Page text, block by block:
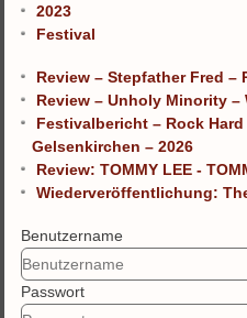
2023
Festival
Review – Stepfather Fred –
Review – Unholy Minority –
Festivalbericht – Rock
Gelsenkirchen – 2026
Review: TOMMY LEE -
Wiederveröffentlichung:
Benutzername
Passwort